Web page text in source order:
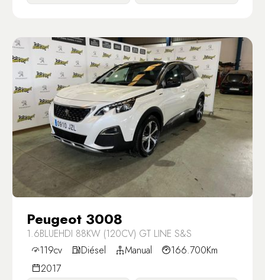
Peugeot 3008
1.6BLUEHDI 88KW (120CV) GT LINE S&S
119cv
Diésel Manual
166.700Km
2017